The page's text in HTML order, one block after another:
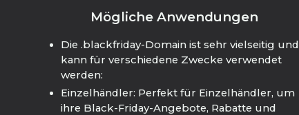
Mögliche Anwendungen
Die .blackfriday-Domain ist sehr vielseitig und
kann für verschiedene Zwecke verwendet
werden:
Einzelhändler: Perfekt für Einzelhändler, um
ihre Black-Friday-Angebote, Rabatte und